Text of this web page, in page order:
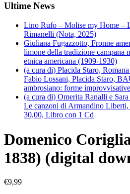
Ultime News
Lino Rufo – Molise my Home –
Rimanelli (Nota, 2025)
Giuliana Fugazzotto, Fronne
limone della tradizione campana
etnica americana (1909-1930)
(a cura di) Placida Staro,
Fabio Lossani, Placida Staro,
ambrosiano: forme
(a cura di) Omerita Ranalli e
Le canzoni di Armandino
30,00, Libro con 1 Cd
Domenico
1838) (digital
€9,99